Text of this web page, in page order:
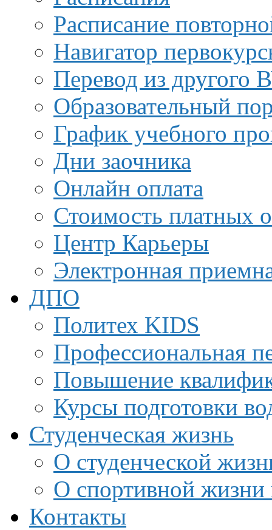
Расписание
Навигатор
Перевод из другого
Образовательный
График учебного
Дни заочника
Онлайн оплата
Стоимость платных
Центр Карьеры
Электронная
ДПО
Политех KIDS
Профессиональная
Повышение
Курсы подготовки
Студенческая жизнь
О студенческой
О спортивной жизни
Контакты